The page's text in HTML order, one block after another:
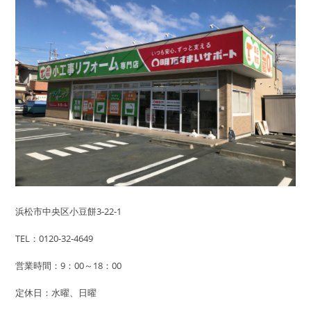
浜松市中央区小豆餅3-22-1
TEL：0120-32-4649
営業時間：9：00～18：00
定休日：水曜、日曜